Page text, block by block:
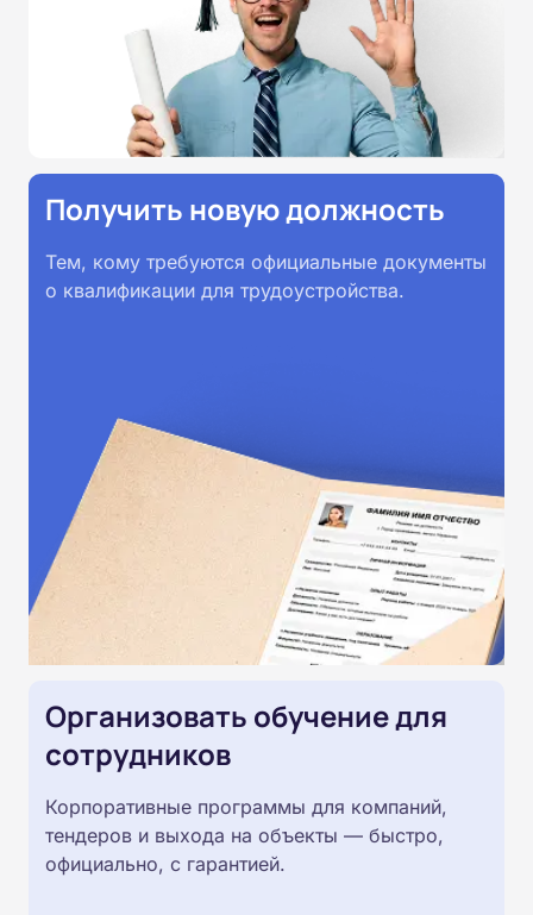
принимаются работодателями по
всей России.
Получить новую должность
Тем, кому требуются официальные документы
о квалификации для трудоустройства.
Организовать обучение для
сотрудников
Корпоративные программы для компаний,
тендеров и выхода на объекты — быстро,
официально, с гарантией.